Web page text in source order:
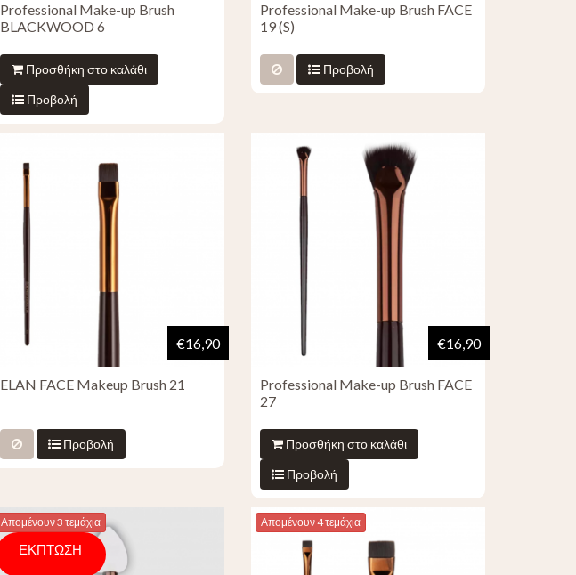
Professional Make-up Brush
BLACKWOOD 6
Προσθήκη στο καλάθι
Προβολή
Professional Make-up Brush FACE
19 (S)
Προβολή
ELAN FACE Makeup Brush 21
€16,90
Προβολή
Professional Make-up Brush FACE
27
€16,90
Προσθήκη στο καλάθι
Προβολή
Απομένουν 3 τεμάχια
ΕΚΠΤΩΣΗ
Απομένουν 4 τεμάχια